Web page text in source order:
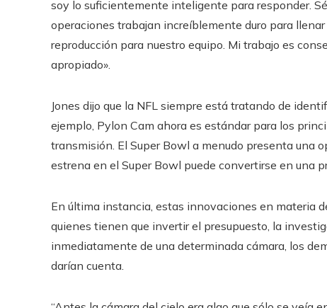
soy lo suficientemente inteligente para responder.
operaciones trabajan increíblemente duro para
reproducción para nuestro equipo. Mi trabajo es
apropiado».
Jones dijo que la NFL siempre está tratando de
ejemplo, Pylon Cam ahora es estándar para los
transmisión. El Super Bowl a menudo presenta una
estrena en el Super Bowl puede convertirse en una
En última instancia, estas innovaciones en materia
quienes tienen que invertir el presupuesto, la
inmediatamente de una determinada cámara, los
darían cuenta.